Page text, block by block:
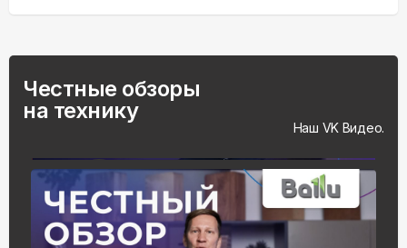
Честные обзоры
на технику
Наш VK Видео.
Смотреть видео
На весь экран